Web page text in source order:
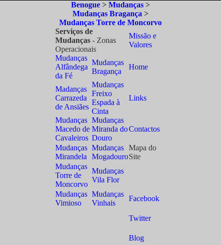
Benogue > Mudanças >
Mudanças Bragança >
Mudanças Torre de Moncorvo
Serviços de
Mudanças - Zonas
Operacionais
Missão e
Valores
Mudanças
Alfândega
da Fé
Mudanças
Bragança
Home
Madanças
Carrazeda
de Ansiães
Mudanças
Freixo
Espada à
Cinta
Links
Mudanças
Macedo de
Cavaleiros
Mudanças
Miranda do
Douro
Contactos
Mudanças
Mirandela
Mudanças
Mogadouro
Mapa do
Site
Mudanças
Torre de
Moncorvo
Mudanças
Vila Flor
Mudanças
Vimioso
Mudanças
Vinhais
Facebook
Twitter
Blog